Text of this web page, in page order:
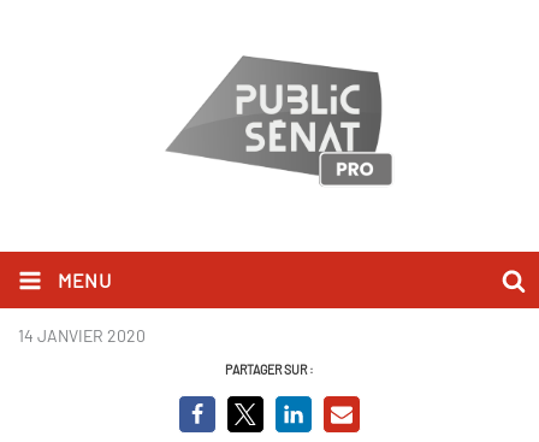
MENU
Oriane Mancini .jpg
14 JANVIER 2020
PARTAGER SUR :